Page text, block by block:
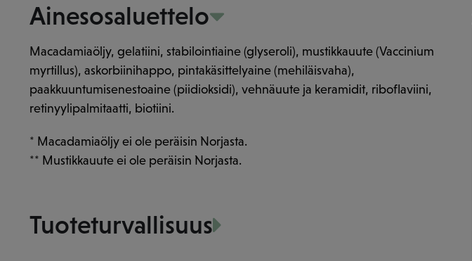
Ainesosaluettelo
Macadamiaöljy, gelatiini, stabilointiaine (glyseroli), mustikkauute (Vaccinium
myrtillus), askorbiinihappo, pintakäsittelyaine (mehiläisvaha),
paakkuuntumisenestoaine (piidioksidi), vehnäuute ja keramidit, riboflaviini,
retinyylipalmitaatti, biotiini.
* Macadamiaöljy ei ole peräisin Norjasta.
** Mustikkauute ei ole peräisin Norjasta.
Tuoteturvallisuus